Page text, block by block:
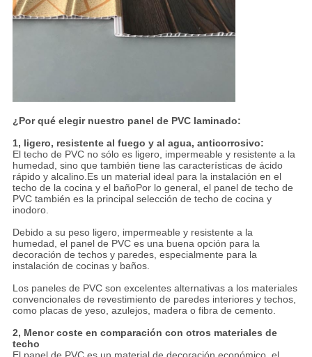
¿Por qué elegir nuestro panel de PVC laminado:
1, ligero, resistente al fuego y al agua, anticorrosivo:
El techo de PVC no sólo es ligero, impermeable y resistente a la
humedad, sino que también tiene las características de ácido
rápido y alcalino.Es un material ideal para la instalación en el
techo de la cocina y el bañoPor lo general, el panel de techo de
PVC también es la principal selección de techo de cocina y
inodoro.
Debido a su peso ligero, impermeable y resistente a la
humedad, el panel de PVC es una buena opción para la
decoración de techos y paredes, especialmente para la
instalación de cocinas y baños.
Los paneles de PVC son excelentes alternativas a los materiales
convencionales de revestimiento de paredes interiores y techos,
como placas de yeso, azulejos, madera o fibra de cemento.
2, Menor coste en comparación con otros materiales de
techo